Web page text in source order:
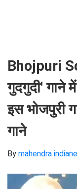
Bhojpuri
गुदगुदी' गाने
इस भोजपुरी
गाने
By mahendra